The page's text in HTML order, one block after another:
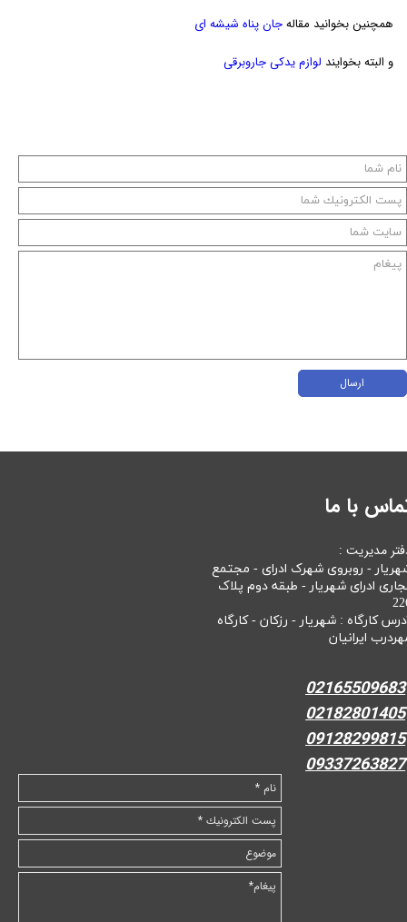
همچنین بخوانید مقالهجان پناه شیشه ای
و البته بخوایند لوازم یدکی جاروبرقی
ارسال
با ما
مدیریت :
- روبروی شهرک ادرای - مجتمع
ادرای شهریار - طبقه دوم پلاک
کارگاه : شهریار - رزکان - کارگاه
ایرانیان
02165509683
02182801405
09128299815
09337263827